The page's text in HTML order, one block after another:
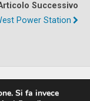
Successivo
Power Station
Si fa invece